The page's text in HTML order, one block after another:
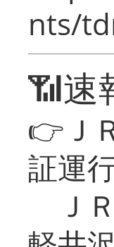
nts/
📶速
👉Ｊ
証運
Ｊ